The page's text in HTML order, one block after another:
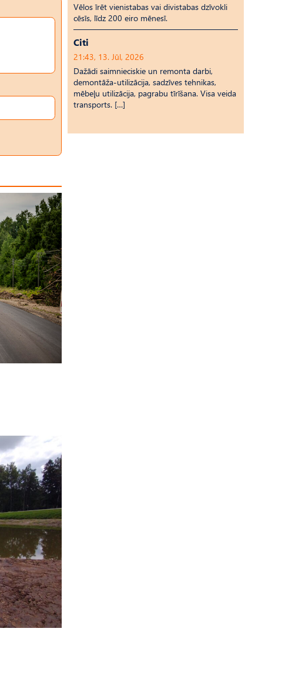
Vēlos īrēt vienistabas vai divistabas dzīvokli
cēsīs, līdz 200 eiro mēnesī.
Citi
21:43, 13. Jūl, 2026
Dažādi saimnieciskie un remonta darbi,
demontāža-utilizācija, sadzīves tehnikas,
mēbeļu utilizācija, pagrabu tīrīšana. Visa veida
transports. […]